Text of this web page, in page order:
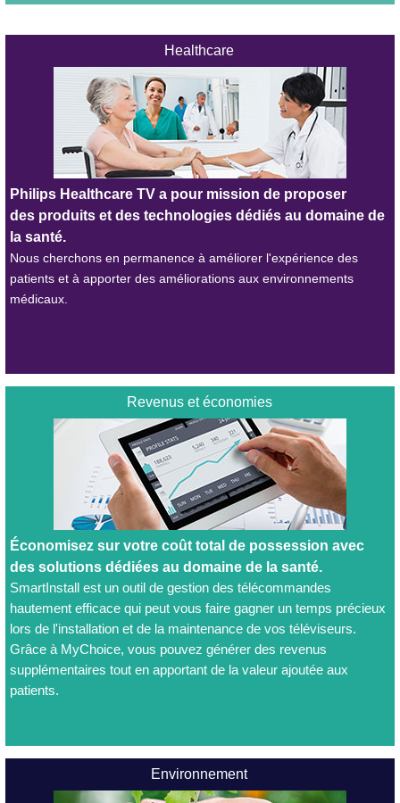
Healthcare
Philips Healthcare TV a pour mission de proposer
des produits et des technologies dédiés au domaine de
la santé.
Nous cherchons en permanence à améliorer l'expérience des
patients et à apporter des améliorations aux environnements
médicaux.
Revenus et économies
Économisez sur votre coût total de possession avec
des solutions dédiées au domaine de la santé.
SmartInstall est un outil de gestion des télécommandes
hautement efficace qui peut vous faire gagner un temps précieux
lors de l'installation et de la maintenance de vos téléviseurs.
Grâce à MyChoice, vous pouvez générer des revenus
supplémentaires tout en apportant de la valeur ajoutée aux
patients.
Environnement